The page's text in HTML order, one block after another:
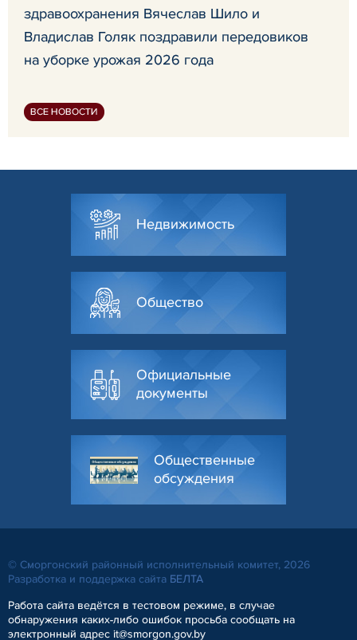
здравоохранения Вячеслав Шило и
Владислав Голяк поздравили передовиков
на уборке урожая 2026 года
ВСЕ НОВОСТИ
Недвижимость
Общество
Официальные
документы
Общественные
обсуждения
© Сморгонский районный исполнительный комитет, 2026
Разработка и поддержка сайта БЕЛТА
Работа сайта ведётся в тестовом режиме, в случае
обнаружения каких-либо ошибок просьба сообщать на
электронный адрес it@smorgon.gov.by